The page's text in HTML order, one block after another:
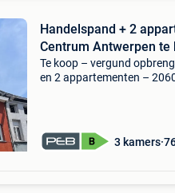
Handelspand + 2
Centrum Antwerpen te
Te koop – vergund
en 2 appartementen –
3 kamers